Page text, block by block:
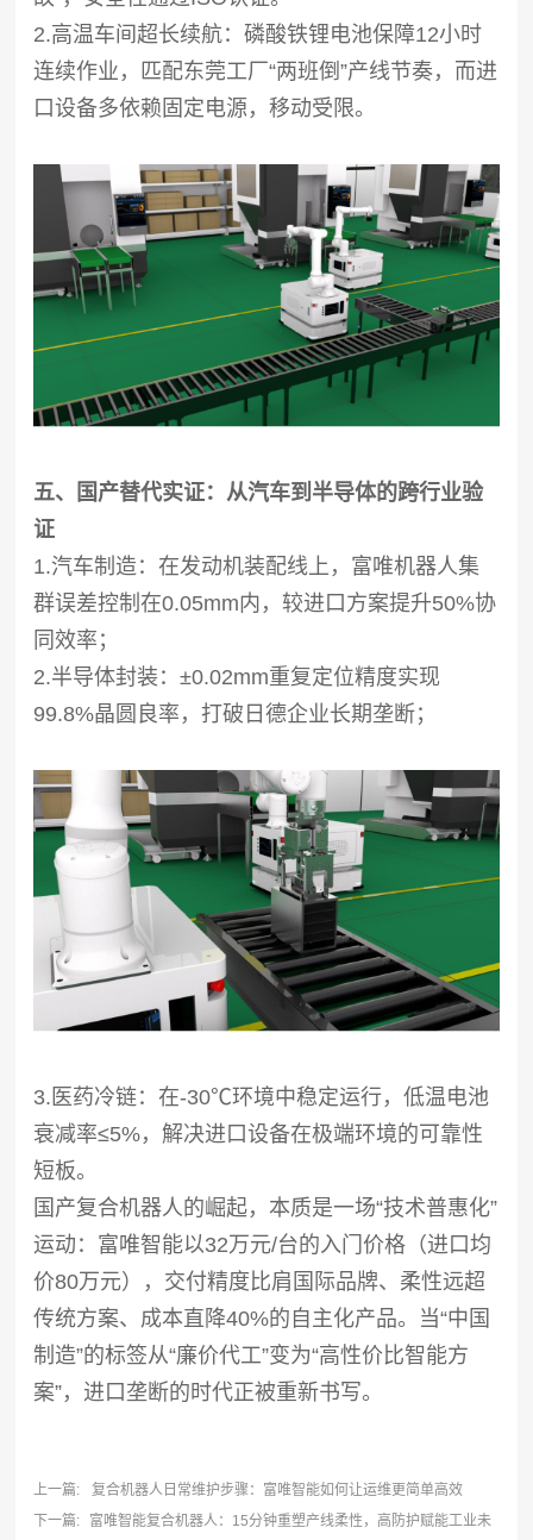
2.高温车间超长续航：磷酸铁锂电池保障12小时
连续作业，匹配东莞工厂“两班倒”产线节奏，而进
口设备多依赖固定电源，移动受限。
五、国产替代实证：从汽车到半导体的跨行业验
证
1.汽车制造：在发动机装配线上，富唯机器人集
群误差控制在0.05mm内，较进口方案提升50%协
同效率；
2.半导体封装：±0.02mm重复定位精度实现
99.8%晶圆良率，打破日德企业长期垄断；
3.医药冷链：在-30℃环境中稳定运行，低温电池
衰减率≤5%，解决进口设备在极端环境的可靠性
短板。
国产复合机器人的崛起，本质是一场“技术普惠化”
运动：富唯智能以32万元/台的入门价格（进口均
价80万元），交付精度比肩国际品牌、柔性远超
传统方案、成本直降40%的自主化产品。当“中国
制造”的标签从“廉价代工”变为“高性价比智能方
案”，进口垄断的时代正被重新书写。
上一篇:
复合机器人日常维护步骤：富唯智能如何让运维更简单高效
下一篇:
富唯智能复合机器人：15分钟重塑产线柔性，高防护赋能工业未